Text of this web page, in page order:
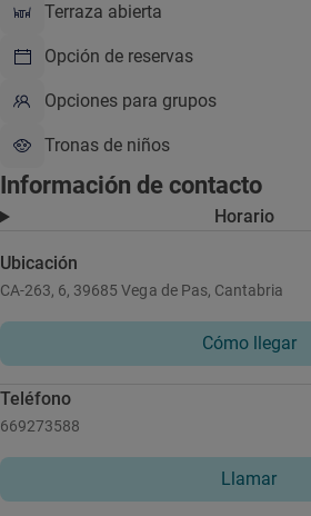
Terraza abierta
Opción de reservas
Opciones para grupos
Tronas de niños
Información de contacto
Horario
Ubicación
CA-263, 6, 39685 Vega de Pas, Cantabria
Cómo llegar
Teléfono
669273588
Llamar